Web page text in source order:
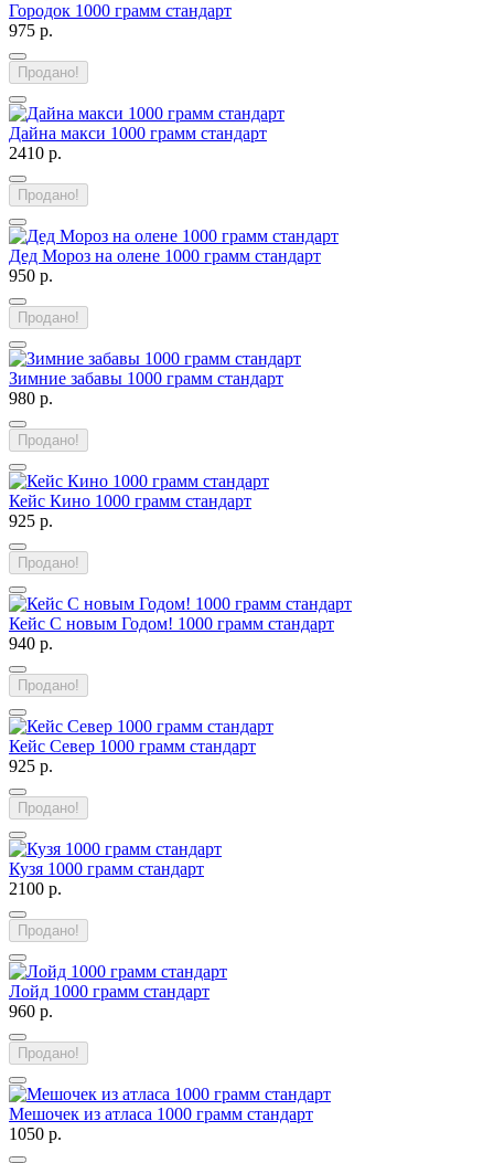
Городок 1000 грамм стандарт
975 р.
Продано!
Дайна макси 1000 грамм стандарт
2410 р.
Продано!
Дед Мороз на олене 1000 грамм стандарт
950 р.
Продано!
Зимние забавы 1000 грамм стандарт
980 р.
Продано!
Кейс Кино 1000 грамм стандарт
925 р.
Продано!
Кейс С новым Годом! 1000 грамм стандарт
940 р.
Продано!
Кейс Север 1000 грамм стандарт
925 р.
Продано!
Кузя 1000 грамм стандарт
2100 р.
Продано!
Лойд 1000 грамм стандарт
960 р.
Продано!
Мешочек из атласа 1000 грамм стандарт
1050 р.